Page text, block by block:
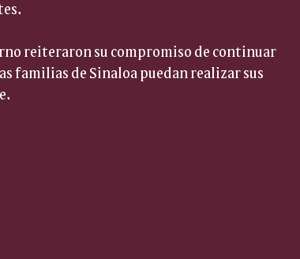
reiteraron su compromiso de continuar
familias de Sinaloa puedan realizar sus